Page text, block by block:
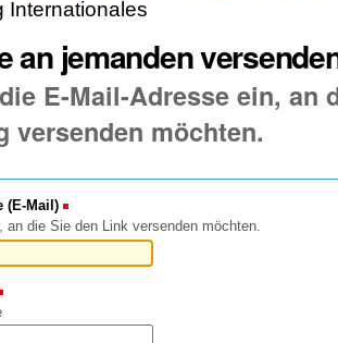
Internationales
an jemanden
E-Mail-Adresse ein, an
versenden möchten.
(E-Mail)
an die Sie den Link versenden möchten.